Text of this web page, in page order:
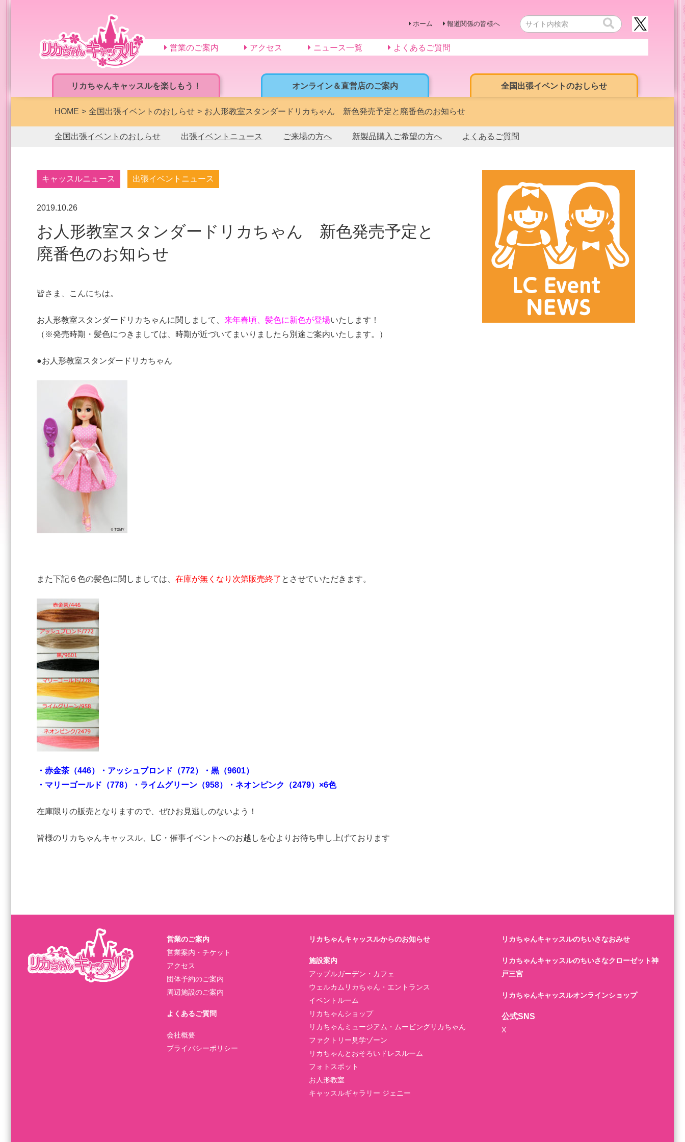
リカちゃんキャッスルを楽しもう！ オンライン＆直営店のご案内 全国出張イベントのおしらせ
ホーム 報道関係の皆様へ
営業のご案内 アクセス ニュース一覧 よくあるご質問
HOME 全国出張イベントのおしらせ お人形教室スタンダードリカちゃん 新色発売予定と廃番色のお知らせ
全国出張イベントのおしらせ 出張イベントニュース ご来場の方へ 新製品購入ご希望の方へ よくあるご質問
キャッスルニュース 出張イベントニュース
2019.10.26
お人形教室スタンダードリカちゃん 新色発売予定と
廃番色のお知らせ
皆さま、こんにちは。
お人形教室スタンダードリカちゃんに関しまして、 来年春頃、髪色に新色が登場いたします！
（※発売時期・髪色につきましては、時期が近づいてまいりましたら別途ご案内いたします。）
●お人形教室スタンダードリカちゃん
また下記６色の髪色に関しましては、 在庫が無くなり次第販売終了 とさせていただきます。
・赤金茶（446） ・アッシュブロンド（772）
・黒（9601）
・マリーゴールド（778）
・ライムグリーン（958） ・ネオンピンク（2479）×6色
在庫限りの販売となりますので、ぜひお見逃しのないよう！
皆様のリカちゃんキャッスル、LC・催事イベントへのお越しを心よりお待ち申し上げております
営業のご案内
営業案内・チケット
アクセス
団体予約のご案内
周辺施設のご案内
よくあるご質問
会社概要
プライバシーポリシー
リカちゃんキャッスルからのお知らせ
施設案内
アップルガーデン・カフェ
ウェルカムリカちゃん・エントランス
イベントルーム
リカちゃんショップ
リカちゃんミュージアム・ムービングリカちゃん
ファクトリー見学ゾーン
リカちゃんとおそろいドレスルーム
フォトスポット
お人形教室
キャッスルギャラリー ジェニー
リカちゃんキャッスルのちいさなおみせ
リカちゃんキャッスルのちいさなクローゼット神
戸三宮
リカちゃんキャッスルオンラインショップ
公式SNS
X